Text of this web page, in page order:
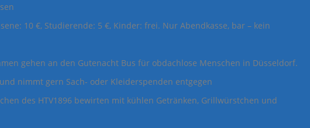
10 €, Studierende: 5 €, Kinder: frei. Nur Abendkasse, bar – kein
gehen an den Gutenacht Bus für obdachlose Menschen in Düsseldorf.
nimmt gern Sach- oder Kleiderspenden entgegen
des HTV1896 bewirten mit kühlen Getränken, Grillwürstchen und